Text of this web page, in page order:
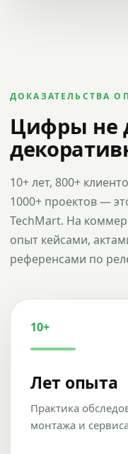
ДОКАЗАТЕЛЬСТВА
Цифры не
10+ лет, 800+
1000+ проектов —
TechMart. На
опыт кейсами,
референсами по
10+
Лет опыта
Практика
монтажа и